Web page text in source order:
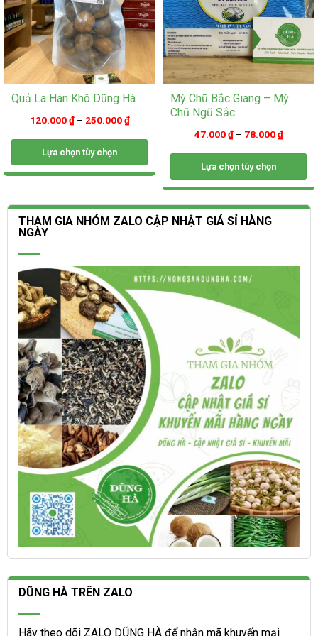
trang
sản
phẩm
sản
phẩm
Quả La Hán Khô Dũng Hà
120.000₫– 250.000₫
Lựa chọn tùy chọn
Sản
có
nhiều
biến
thể.
tùy
chọn
có
thể
được
chọn
trên
trang
sản
phẩm
Mỳ Chũ Bắc Giang – Mỳ
Chũ Ngũ Sắc
47.000₫– 78.000₫
Lựa chọn tùy chọn
Sản
này
có
thể.
Các
tùy
được
chọn
trang
sản
phẩm
THAM GIA NHÓM ZALO CẬP NHẬT GIÁ SỈ HÀNG
NGÀY
DŨNG HÀ TRÊN ZALO
Hãy theo dõi ZALO DŨNG HÀ để nhận mã khuyến mại